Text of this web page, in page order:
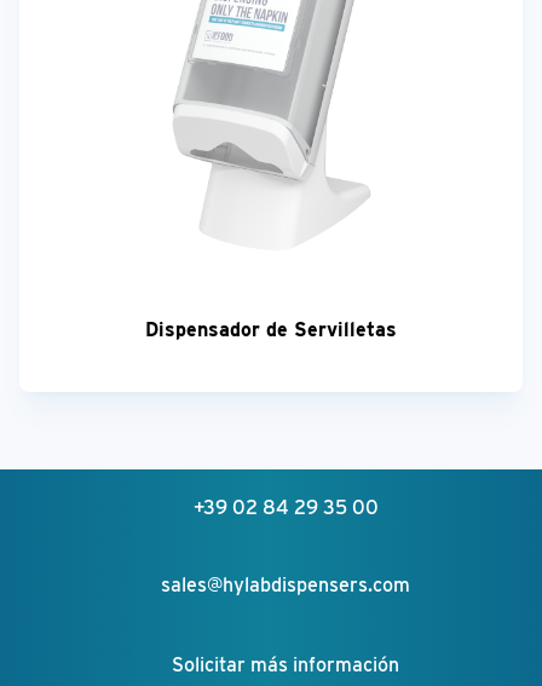
Dispensador de Servilletas
+39 02 84 29 35 00
sales@hylabdispensers.com
Solicitar más información